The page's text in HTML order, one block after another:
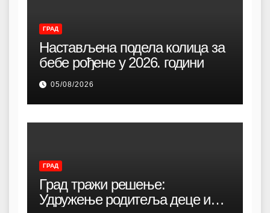
ГРАД
Настављена подела колица за
бебе рођене у 2026. години
05/08/2026
ГРАД
Град тражи решење:
Удружење родитеља деце и